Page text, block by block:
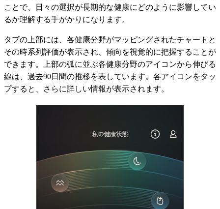
ことで、日々の選択が長期的な健康にどのように影響してい
るか理解する手がかりになります。
タブの上部には、各健康分野がマッピングされたチャートと
その時系列評価が表示され、傾向を視覚的に把握することが
できます。上部の弧に並ぶ各健康分野のアイコンから伸びる
線は、過去90日間の推移を表しています。各アイコンをタッ
プすると、さらに詳しい情報が表示されます。